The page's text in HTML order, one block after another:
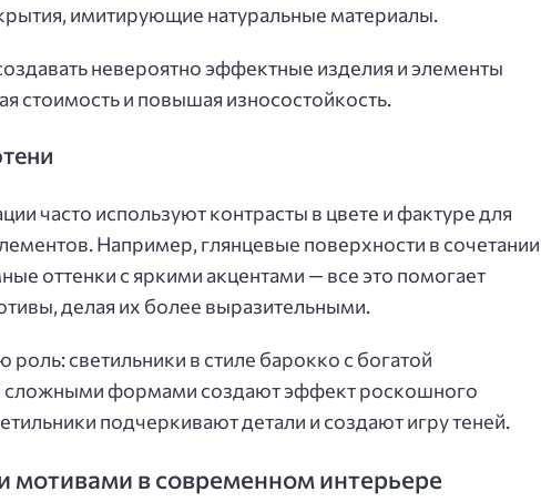
имитирующие натуральные материалы.
невероятно эффектные изделия и элементы
стоимость и повышая износостойкость.
часто используют контрасты в цвете и фактуре для
Например, глянцевые поверхности в сочетании
оттенки с яркими акцентами — все это помогает
делая их более выразительными.
светильники в стиле барокко с богатой
сложными формами создают эффект роскошного
подчеркивают детали и создают игру теней.
в современном интерьере